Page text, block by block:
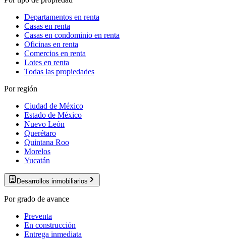
Departamentos en renta
Casas en renta
Casas en condominio en renta
Oficinas en renta
Comercios en renta
Lotes en renta
Todas las propiedades
Por región
Ciudad de México
Estado de México
Nuevo León
Querétaro
Quintana Roo
Morelos
Yucatán
Desarrollos inmobiliarios
Por grado de avance
Preventa
En construcción
Entrega inmediata